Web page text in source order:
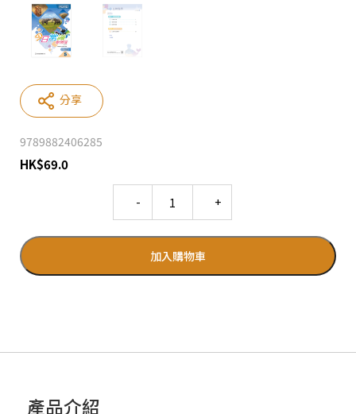
9789882406285
HK$69.0
加入購物車
分享
產品介紹